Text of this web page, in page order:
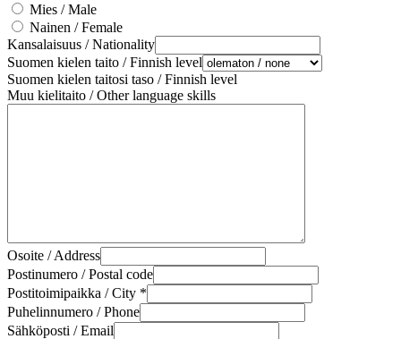
Mies / Male
Nainen / Female
Kansalaisuus / Nationality
Suomen kielen taito / Finnish level
Suomen kielen taitosi taso / Finnish level
Muu kielitaito / Other language skills
Osoite / Address
Postinumero / Postal code
Postitoimipaikka / City *
Puhelinnumero / Phone
Sähköposti / Email